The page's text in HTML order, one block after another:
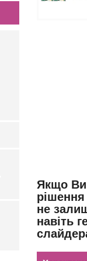
Якщо Ви
не
навіть